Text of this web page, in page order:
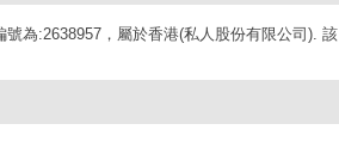
為:2638957，屬於香港(私人股份有限公司). 該